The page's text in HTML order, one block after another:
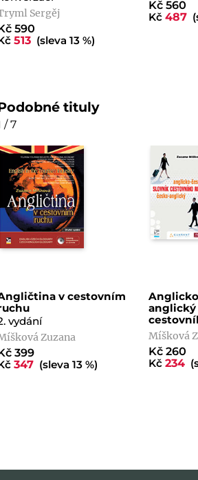
Sergěj
590
513 (sleva 13 %)
Kč 560
Kč487
tituly
/ 7
v cestovním
vydání
Zuzana
399
347 (sleva 13 %)
Míšková
Kč 260
Kč234